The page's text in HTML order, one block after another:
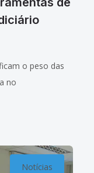
o peso das
no
Ordinária
Notícias